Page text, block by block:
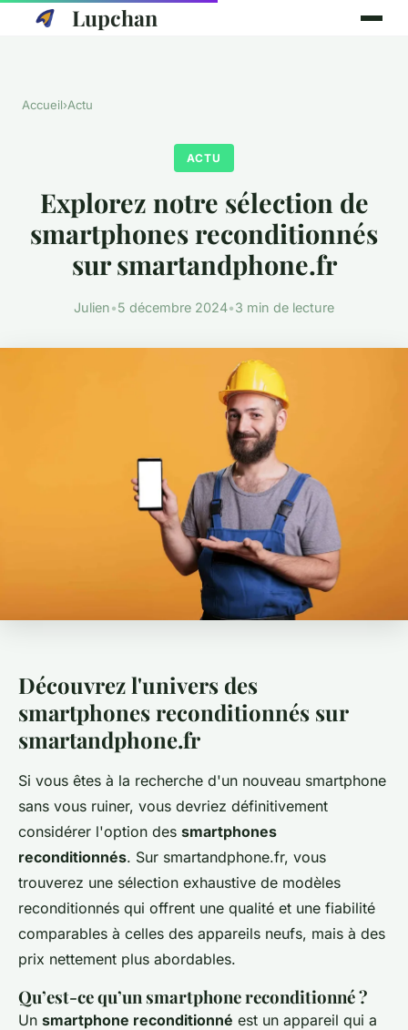
Lupchan
Accueil›Actu
ACTU
Explorez notre sélection de
smartphones reconditionnés
sur smartandphone.fr
Julien•5 décembre 2024•3 min de lecture
Découvrez l'univers des
smartphones reconditionnés sur
smartandphone.fr
Si vous êtes à la recherche d'un nouveau smartphone
sans vous ruiner, vous devriez définitivement
considérer l'option des smartphones
reconditionnés. Sur smartandphone.fr, vous
trouverez une sélection exhaustive de modèles
reconditionnés qui offrent une qualité et une fiabilité
comparables à celles des appareils neufs, mais à des
prix nettement plus abordables.
Qu’est-ce qu’un smartphone reconditionné ?
Un smartphone reconditionné est un appareil qui a